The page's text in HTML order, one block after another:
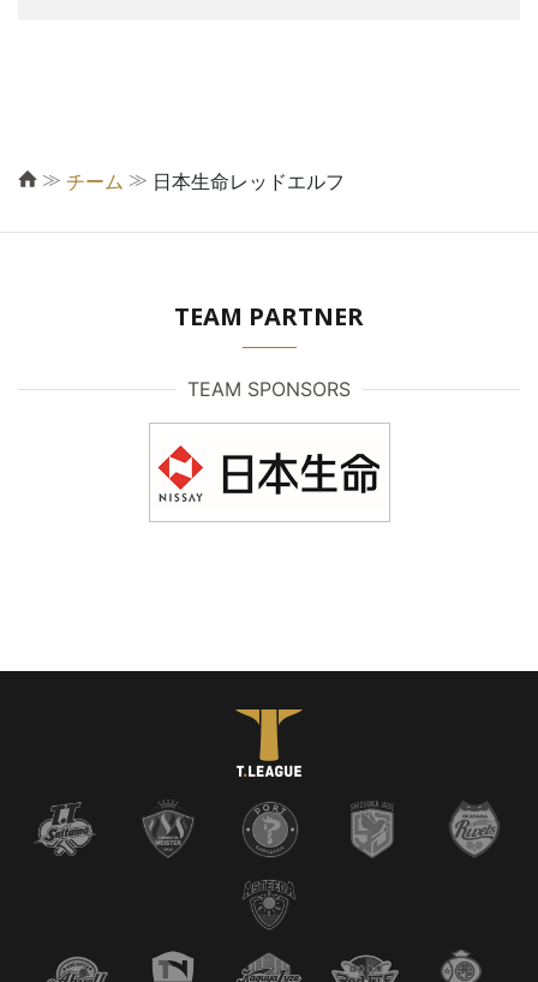
≫ チーム ≫ 日本生命レッドエルフ
TEAM PARTNER
TEAM SPONSORS